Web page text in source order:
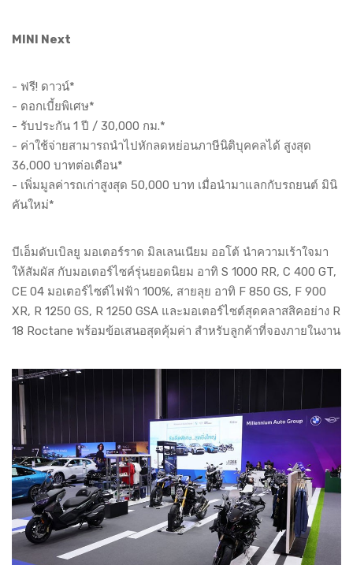
MINI Next
- ฟรี! ดาวน์*
- ดอกเบี้ยพิเศษ*
- รับประกัน 1 ปี / 30,000 กม.*
- ค่าใช้จ่ายสามารถนำไปหักลดหย่อนภาษีนิติบุคคลได้ สูงสุด
36,000 บาทต่อเดือน*
- เพิ่มมูลค่ารถเก่าสูงสุด 50,000 บาท เมื่อนำมาแลกกับรถยนต์ มินิ
คันใหม่*
บีเอ็มดับเบิลยู มอเตอร์ราด มิลเลนเนียม ออโต้ นำความเร้าใจมา
ให้สัมผัส กับมอเตอร์ไซค์รุ่นยอดนิยม อาทิ S 1000 RR, C 400 GT,
CE 04 มอเตอร์ไซต์ไฟฟ้า 100%, สายลุย อาทิ F 850 GS, F 900
XR, R 1250 GS, R 1250 GSA และมอเตอร์ไซต์สุดคลาสสิคอย่าง R
18 Roctane พร้อมข้อเสนอสุดคุ้มค่า สำหรับลูกค้าที่จองภายในงาน